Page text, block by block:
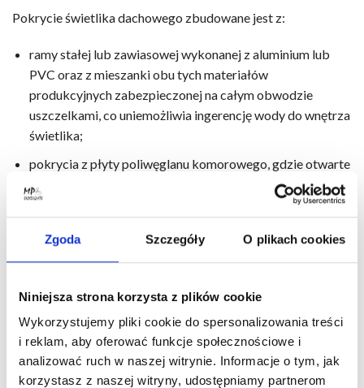
Zgoda Szczegóły O plikach cookies
Niniejsza strona korzysta z plików cookie
Wykorzystujemy pliki cookie do spersonalizowania treści
i reklam, aby oferować funkcje społecznościowe i
analizować ruch w naszej witrynie. Informacje o tym, jak
korzystasz z naszej witryny, udostępniamy partnerom
Pokrycie świetlika dachowego zbudowane jest z:
ramy stałej lub zawiasowej wykonanej z aluminium lub
PVC oraz z mieszanki obu tych materiałów
produkcyjnych zabezpieczonej na całym obwodzie
uszczelkami, co uniemożliwia ingerencję wody do wnętrza
świetlika;
pokrycia z płyty poliwęglanu komorowego, gdzie otwarte
komory oklejone są taśmą zabezpieczającą;
całym obwodzie.
kolorze mlecznym lub przezroczystym. Na życzenie klienta
co pozwala na jeszcze lepsze dopasowanie do estetyki
budynku.